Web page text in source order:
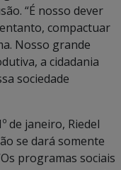
“É nosso dever
compactuar
Nosso grande
a cidadania
sociedade
de janeiro, Riedel
se dará somente
programas sociais